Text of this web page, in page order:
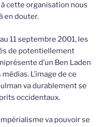
cette organisation nous
en douter.
11 septembre 2001, les
de potentiellement
d’un Ben Laden
L’image de ce
va durablement se
occidentaux.
va pouvoir se